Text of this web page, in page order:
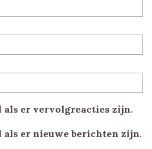
als er vervolgreacties zijn.
als er nieuwe berichten zijn.